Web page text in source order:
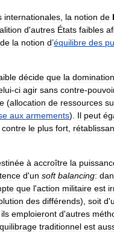
internationales la notion de
d'autres États faibles
de la notion d’équilibre des
décide que la domination
-ci agir sans contre-
(allocation de ressources
aux armements). Il peut
contre le plus fort
à accroître la
d'un soft balancing:
que l'action militaire est
des différends), soit d'
ils emploieront d'autres
traditionnel est